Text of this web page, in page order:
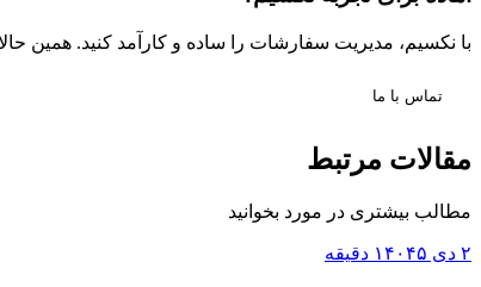
با نکسیم، مدیریت سفارشات را ساده و کارآمد کنید. همین
تماس با ما
مقالات مرتبط
مطالب بیشتری در مورد بخوانید
۲ دی ۱۴۰۴ ۵ دقیقه